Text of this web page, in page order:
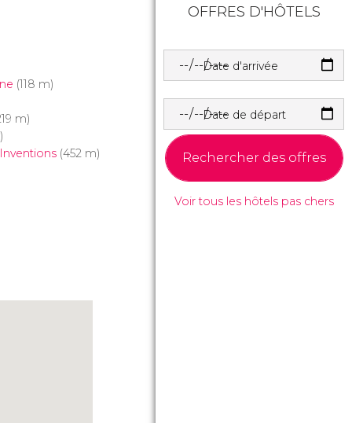
(118 m)
m)
(452 m)
OFFRES D'HÔTELS
Date d'arrivée
Date de départ
Rechercher des offres
Voir tous les hôtels pas chers